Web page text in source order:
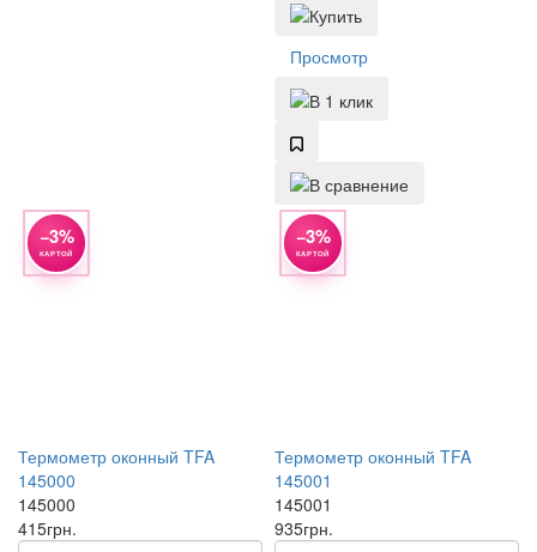
Просмотр
−3%
КАРТОЙ
Термометр оконный TFA
145000
145000
415грн.
−3%
КАРТОЙ
Термометр оконный TFA
145001
145001
935грн.